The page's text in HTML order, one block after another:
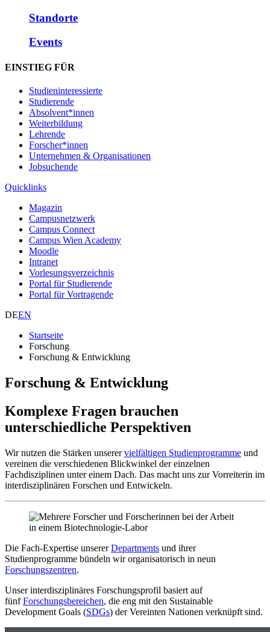
Standorte
Events
EINSTIEG FÜR
Studieninteressierte
Studierende
Absolvent*innen
Weiterbildung
Lehrende
Forscher*innen
Unternehmen & Organisationen
Jobsuchende
Quicklinks
Magazin
Campusnetzwerk
Campus Connect
Campus Wien Academy
Moodle
Intranet
Vorlesungsverzeichnis
Portal für Studierende
Portal für Vortragende
DEEN
Startseite
Forschung
Forschung & Entwicklung
Forschung & Entwicklung
Komplexe Fragen brauchen
unterschiedliche Perspektiven
Wir nutzen die Stärken unserervielfältigen Studienprogramme und
vereinen die verschiedenen Blickwinkel der einzelnen
Fachdisziplinen unter einem Dach. Das macht uns zur Vorreiterin im
interdisziplinären Forschen und Entwickeln.
Die Fach-Expertise unsererDepartments und ihrer
Studienprogramme bündeln wir organisatorisch in neun
Forschungszentren.
Unser interdisziplinäres Forschungsprofil basiert auf
fünfForschungsbereichen, die eng mit den Sustainable
Development Goals (SDGs) der Vereinten Nationen verknüpft sind.